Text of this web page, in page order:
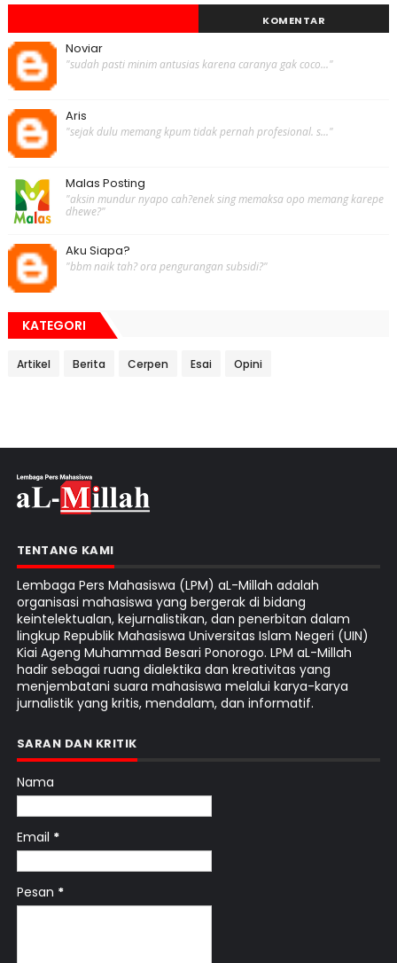
KOMENTAR
Noviar
"sudah pasti minim antusias karena caranya gak coco..."
Aris
"sejak dulu memang kpum tidak pernah profesional. s..."
Malas Posting
"aksin mundur nyapo cah?enek sing memaksa opo memang karepe
dhewe?"
Aku Siapa?
"bbm naik tah? ora pengurangan subsidi?"
KATEGORI
Artikel Berita Cerpen Esai Opini
TENTANG KAMI
Lembaga Pers Mahasiswa (LPM) aL-Millah adalah
organisasi mahasiswa yang bergerak di bidang
keintelektualan, kejurnalistikan, dan penerbitan dalam
lingkup Republik Mahasiswa Universitas Islam Negeri (UIN)
Kiai Ageng Muhammad Besari Ponorogo. LPM aL-Millah
hadir sebagai ruang dialektika dan kreativitas yang
menjembatani suara mahasiswa melalui karya-karya
jurnalistik yang kritis, mendalam, dan informatif.
SARAN DAN KRITIK
Nama
Email *
Pesan *